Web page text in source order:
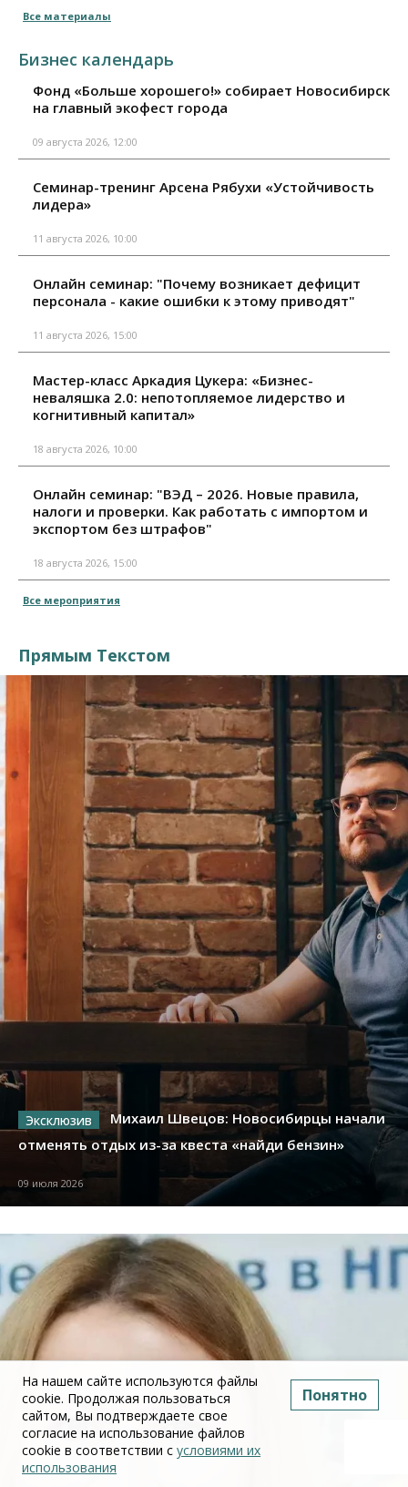
Все материалы
Бизнес календарь
Фонд «Больше хорошего!» собирает Новосибирск
на главный экофест города
09 августа 2026, 12:00
Семинар-тренинг Арсена Рябухи «Устойчивость
лидера»
11 августа 2026, 10:00
Онлайн семинар: "Почему возникает дефицит
персонала - какие ошибки к этому приводят"
11 августа 2026, 15:00
Мастер-класс Аркадия Цукера: «Бизнес-
неваляшка 2.0: непотопляемое лидерство и
когнитивный капитал»
18 августа 2026, 10:00
Онлайн семинар: "ВЭД – 2026. Новые правила,
налоги и проверки. Как работать с импортом и
экспортом без штрафов"
18 августа 2026, 15:00
Все мероприятия
Прямым Текстом
Михаил Швецов: Новосибирцы начали
отменять отдых из-за квеста «найди бензин»
09 июля 2026
На нашем сайте используются файлы
cookie. Продолжая пользоваться
сайтом, Вы подтверждаете свое
согласие на использование файлов
cookie в соответствии с условиями их
использования
Понятно